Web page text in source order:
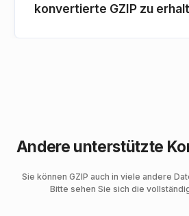
konvertierte GZIP zu
Andere unterstützte
Sie können GZIP auch in viele andere
Bitte sehen Sie sich die